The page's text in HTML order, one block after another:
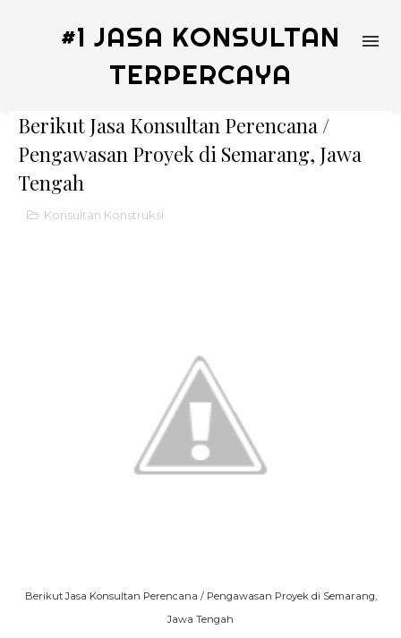
#1 JASA KONSULTAN
TERPERCAYA
Berikut Jasa Konsultan Perencana /
Pengawasan Proyek di Semarang, Jawa
Tengah
Konsultan Konstruksi
Berikut Jasa Konsultan Perencana / Pengawasan Proyek di Semarang,
Jawa Tengah